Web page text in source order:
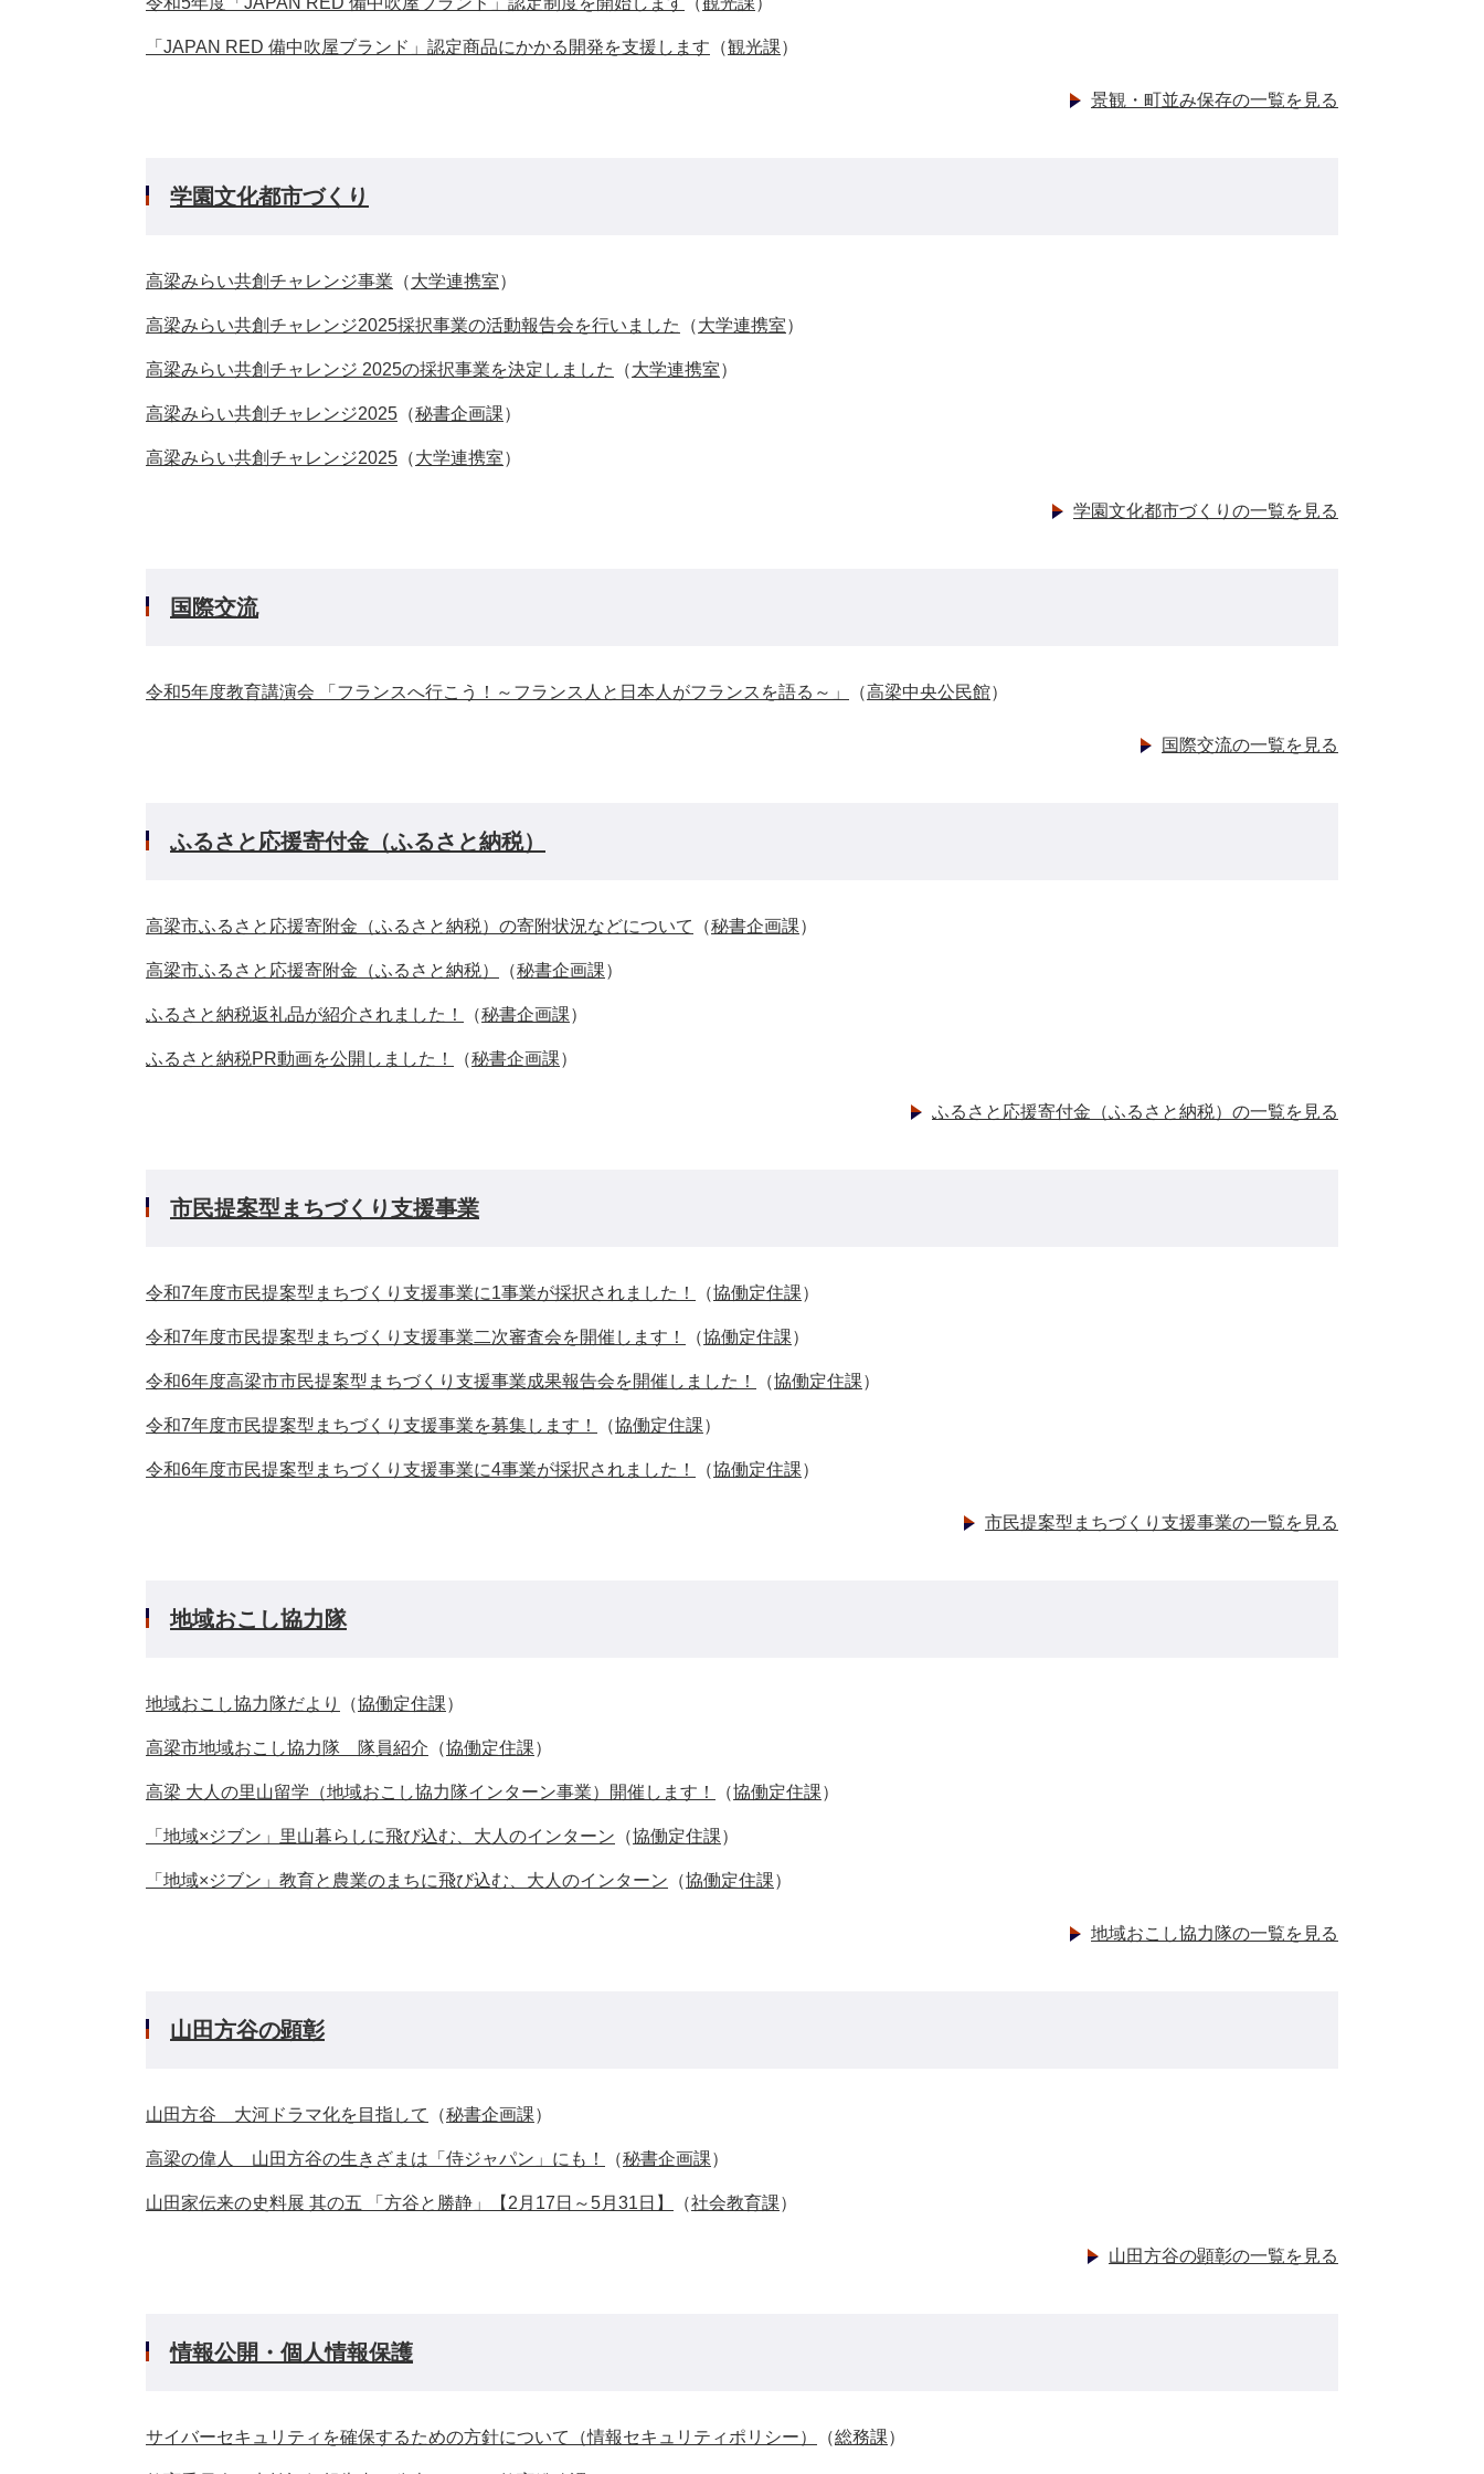
「JAPAN RED 備中吹屋ブランド」認定商品にかかる開発を支援します （観光課）
景観・町並み保存の一覧を見る
学園文化都市づくり
高梁みらい共創チャレンジ事業 （大学連携室）
高梁みらい共創チャレンジ2025採択事業の活動報告会を行いました （大学連携室）
高梁みらい共創チャレンジ 2025の採択事業を決定しました （大学連携室）
高梁みらい共創チャレンジ2025 （秘書企画課）
高梁みらい共創チャレンジ2025 （大学連携室）
学園文化都市づくりの一覧を見る
国際交流
令和5年度教育講演会 「フランスへ行こう！～フランス人と日本人がフランスを語る～」 （高梁中央公民館）
国際交流の一覧を見る
ふるさと応援寄付金（ふるさと納税）
高梁市ふるさと応援寄附金（ふるさと納税）の寄附状況などについて （秘書企画課）
高梁市ふるさと応援寄附金（ふるさと納税） （秘書企画課）
ふるさと納税返礼品が紹介されました！ （秘書企画課）
ふるさと納税PR動画を公開しました！ （秘書企画課）
ふるさと応援寄付金（ふるさと納税）の一覧を見る
市民提案型まちづくり支援事業
令和7年度市民提案型まちづくり支援事業に1事業が採択されました！ （協働定住課）
令和7年度市民提案型まちづくり支援事業二次審査会を開催します！ （協働定住課）
令和6年度高梁市市民提案型まちづくり支援事業成果報告会を開催しました！ （協働定住課）
令和7年度市民提案型まちづくり支援事業を募集します！ （協働定住課）
令和6年度市民提案型まちづくり支援事業に4事業が採択されました！ （協働定住課）
市民提案型まちづくり支援事業の一覧を見る
地域おこし協力隊
地域おこし協力隊だより （協働定住課）
高梁市地域おこし協力隊 隊員紹介 （協働定住課）
高梁 大人の里山留学（地域おこし協力隊インターン事業）開催します！ （協働定住課）
「地域×ジブン」里山暮らしに飛び込む、大人のインターン （協働定住課）
「地域×ジブン」教育と農業のまちに飛び込む、大人のインターン （協働定住課）
地域おこし協力隊の一覧を見る
山田方谷の顕彰
山田方谷 大河ドラマ化を目指して （秘書企画課）
高梁の偉人 山田方谷の生きざまは「侍ジャパン」にも！ （秘書企画課）
山田家伝来の史料展 其の五 「方谷と勝静」【2月17日～5月31日】 （社会教育課）
山田方谷の顕彰の一覧を見る
情報公開・個人情報保護
サイバーセキュリティを確保するための方針について（情報セキュリティポリシー） （総務課）